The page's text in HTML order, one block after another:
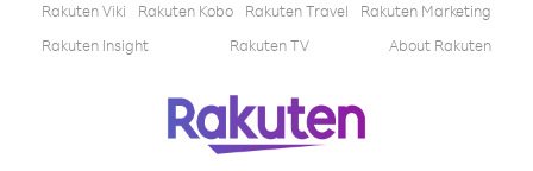
Rakuten Viki Rakuten Kobo Rakuten Travel
Rakuten Marketing
Rakuten Insight
Rakuten TV About Rakuten